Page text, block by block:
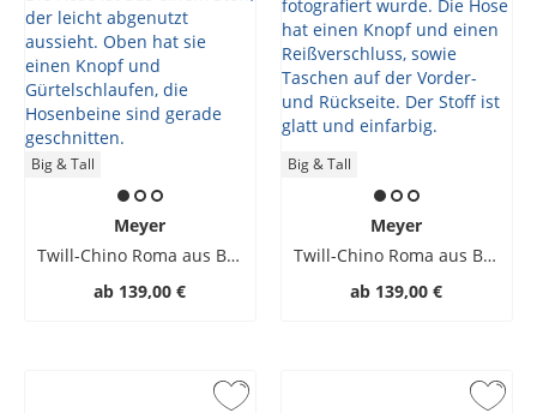
Big & Tall
Meyer
Twill-Chino Roma aus Baumwolle mit Stretchanteil
ab 139,00 €
Big & Tall
Meyer
Twill-Chino Roma aus Baumwolle mit Stretchanteil
ab 139,00 €